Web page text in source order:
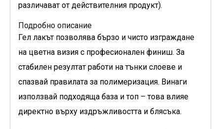
различават от действителния продукт).
Подробно описание
Гел лакът позволява бързо и чисто изграждане
на цветна визия с професионален финиш. За
стабилен резултат работи на тънки слоеве и
спазвай правилата за полимеризация. Винаги
използвай подходяща база и топ – това влияе
директно върху издръжливостта и блясъка.